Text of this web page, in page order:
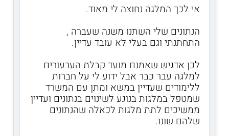
אי לכך המלגה נחוצה לי מאוד.
הנתונים שלי השתנו משנה שעברה ,
התחתנתי וגם בעלי לא עובד עדיין.
לכן אדגיש שאמנם מועד קבלת הערעורים
למלגה עבר כבר אבל ידוע לי על חברות
ללימודים שעדיין במשא ומתן עם המשרד
שמטפל במלגות בנוגע לשינוים בנתונים ועדיין
ממשיכים לתת מלגות לכאלה שהנתונים
שלהם שונו.